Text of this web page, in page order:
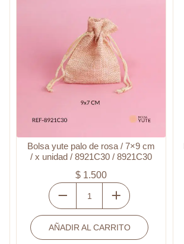
Bolsa yute palo de rosa / 7×9 cm
/ x unidad / 8921C30 / 8921C30
$1.500
Bolsa
yute
palo
de
AÑADIR AL CARRITO